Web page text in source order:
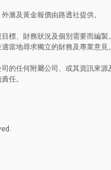
滙及黃金報價由路透社提供。
標、財務狀況及個別需要而編
當地尋求獨立的財務及專業意見。
的任何附屬公司、或其資訊來
任。